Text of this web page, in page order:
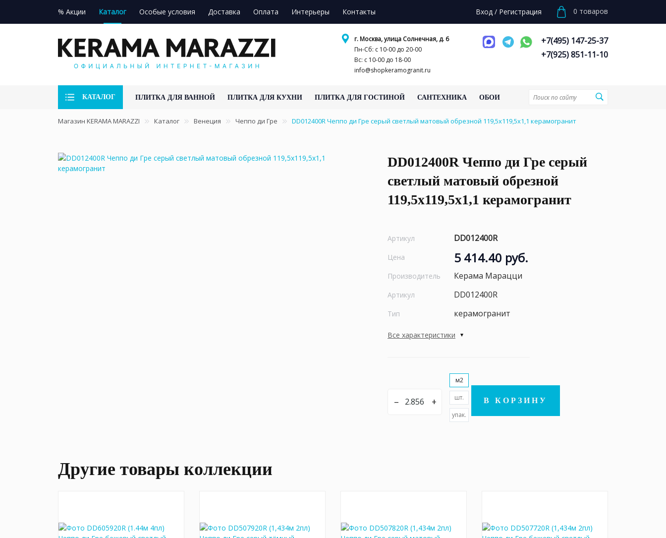
% Акции Каталог Особые условия Доставка Оплата Интерьеры Контакты Вход / Регистрация 0 товаров
г. Москва, улица Солнечная, д. 6
Пн-Сб: с 10-00 до 20-00
Вс: с 10-00 до 18-00
info@shopkeramogranit.ru
+7(495) 147-25-37
+7(925) 851-11-10
КАТАЛОГ ПЛИТКА ДЛЯ ВАННОЙ ПЛИТКА ДЛЯ КУХНИ ПЛИТКА ДЛЯ ГОСТИНОЙ САНТЕХНИКА ОБОИ
Магазин KERAMA MARAZZI Каталог Венеция Чеппо ди Гре DD012400R Чеппо ди Гре серый светлый матовый обрезной 119,5x119,5x1,1 керамогранит
DD012400R Чеппо ди Гре серый
светлый матовый обрезной
119,5x119,5x1,1 керамогранит
Артикул DD012400R
Цена 5 414.40 руб.
Производитель Керама Марацци
Артикул DD012400R
Тип керамогранит
Все характеристики
– +
м2
шт.
упак.
В КОРЗИНУ
Другие товары коллекции